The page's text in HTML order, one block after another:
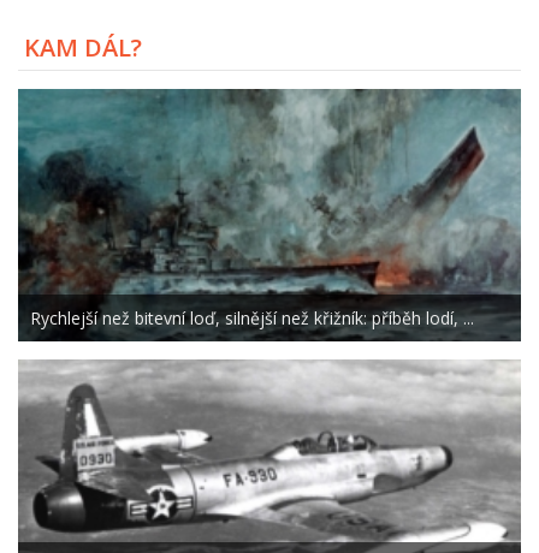
KAM DÁL?
Rychlejší než bitevní loď, silnější než křižník: příběh lodí, ...